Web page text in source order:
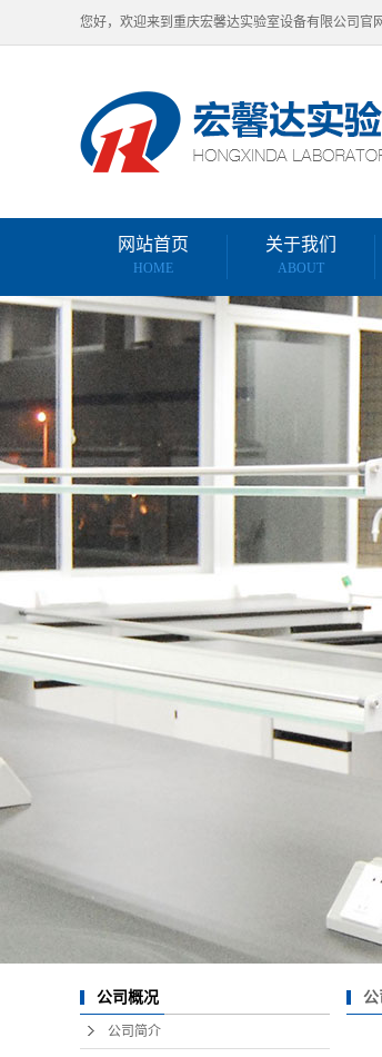
您好，欢迎来到重庆宏馨达实验室设备有限公司官网
网站首页
HOME
关于我们
ABOUT
公司概况
公司简介
公